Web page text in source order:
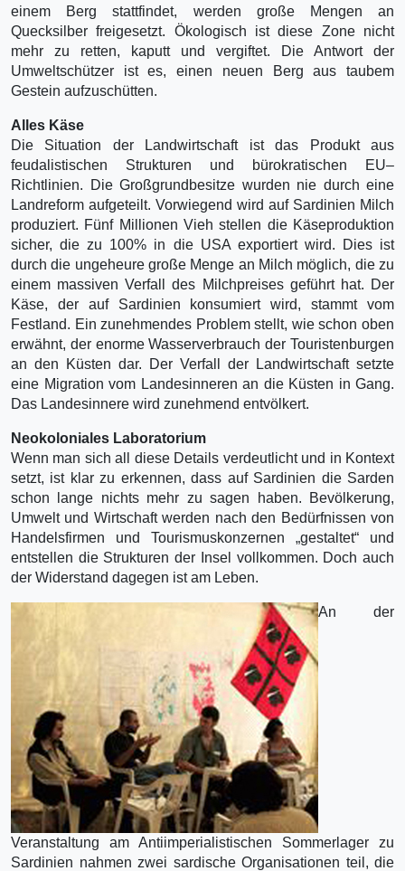
einem Berg stattfindet, werden große Mengen an
Quecksilber freigesetzt. Ökologisch ist diese Zone nicht
mehr zu retten, kaputt und vergiftet. Die Antwort der
Umweltschützer ist es, einen neuen Berg aus taubem
Gestein aufzuschütten.
Alles Käse
Die Situation der Landwirtschaft ist das Produkt aus
feudalistischen Strukturen und bürokratischen EU–
Richtlinien. Die Großgrundbesitze wurden nie durch eine
Landreform aufgeteilt. Vorwiegend wird auf Sardinien Milch
produziert. Fünf Millionen Vieh stellen die Käseproduktion
sicher, die zu 100% in die USA exportiert wird. Dies ist
durch die ungeheure große Menge an Milch möglich, die zu
einem massiven Verfall des Milchpreises geführt hat. Der
Käse, der auf Sardinien konsumiert wird, stammt vom
Festland. Ein zunehmendes Problem stellt, wie schon oben
erwähnt, der enorme Wasserverbrauch der Touristenburgen
an den Küsten dar. Der Verfall der Landwirtschaft setzte
eine Migration vom Landesinneren an die Küsten in Gang.
Das Landesinnere wird zunehmend entvölkert.
Neokoloniales Laboratorium
Wenn man sich all diese Details verdeutlicht und in Kontext
setzt, ist klar zu erkennen, dass auf Sardinien die Sarden
schon lange nichts mehr zu sagen haben. Bevölkerung,
Umwelt und Wirtschaft werden nach den Bedürfnissen von
Handelsfirmen und Tourismuskonzernen „gestaltet“ und
entstellen die Strukturen der Insel vollkommen. Doch auch
der Widerstand dagegen ist am Leben.
An der
Veranstaltung am Antiimperialistischen Sommerlager zu
Sardinien nahmen zwei sardische Organisationen teil, die